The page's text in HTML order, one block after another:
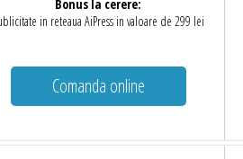
Bonus la cerere:
in reteaua AiPress in valoare de 299 lei
Comanda online